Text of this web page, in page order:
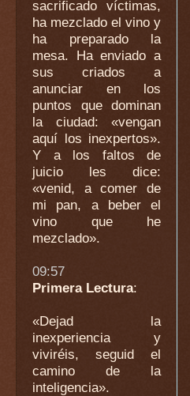
sacrificado víctimas,
ha mezclado el vino y
ha preparado la
mesa. Ha enviado a
sus criados a
anunciar en los
puntos que dominan
la ciudad: «vengan
aquí los inexpertos».
Y a los faltos de
juicio les dice:
«venid, a comer de
mi pan, a beber el
vino que he
mezclado».
09:57
Primera Lectura:
«Dejad la
inexperiencia y
viviréis, seguid el
camino de la
inteligencia».